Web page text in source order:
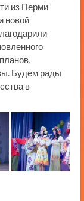
из Перми
новой
Будем рады
в